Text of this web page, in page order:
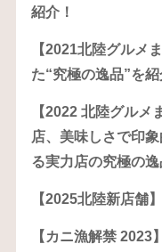
紹介！
【2021北陸グルメ
た“究極の逸品”を
【2022 北陸グルメ
店、美味しさで印
る実力店の究極の逸
【2025北陸新店舗
【カニ漁解禁 2023